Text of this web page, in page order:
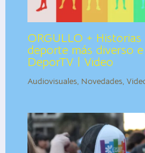
ORGULLO +
deporte más diverso
DeporTV | Video
Audiovisuales, Novedades,